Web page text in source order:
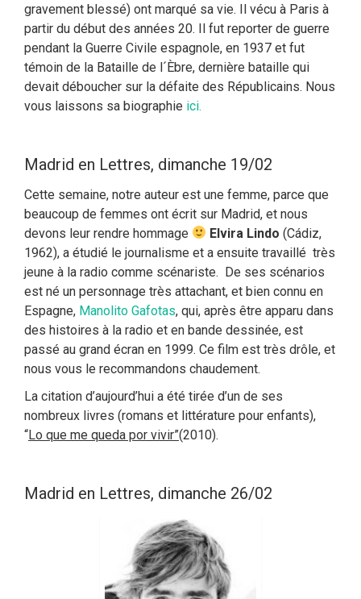
gravement blessé) ont marqué sa vie. Il vécu à Paris à
partir du début des années 20. Il fut reporter de guerre
pendant la Guerre Civile espagnole, en 1937 et fut
témoin de la Bataille de l´Èbre, dernière bataille qui
devait déboucher sur la défaite des Républicains. Nous
vous laissons sa biographie ici.
Madrid en Lettres, dimanche 19/02
Cette semaine, notre auteur est une femme, parce que
beaucoup de femmes ont écrit sur Madrid, et nous
devons leur rendre hommage
Elvira Lindo (Cádiz,
1962), a étudié le journalisme et a ensuite travaillé très
jeune à la radio comme scénariste. De ses scénarios
est né un personnage très attachant, et bien connu en
Espagne, Manolito Gafotas, qui, après être apparu dans
des histoires à la radio et en bande dessinée, est
passé au grand écran en 1999. Ce film est très drôle, et
nous vous le recommandons chaudement.
La citation d’aujourd’hui a été tirée d’un de ses
nombreux livres (romans et littérature pour enfants),
“Lo que me queda por vivir”(2010).
Madrid en Lettres, dimanche 26/02